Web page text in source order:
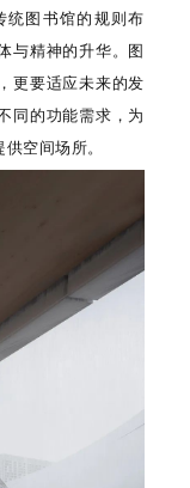
统图书馆的规则布
与精神的升华。图
更要适应未来的发
同的功能需求，为
空间场所。